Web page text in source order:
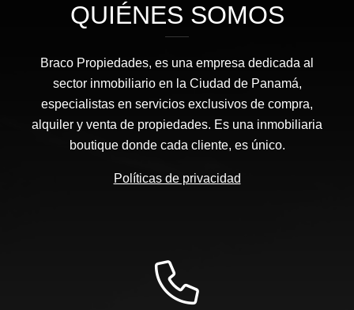
QUIÉNES SOMOS
Braco Propiedades, es una empresa dedicada al
sector inmobiliario en la Ciudad de Panamá,
especialistas en servicios exclusivos de compra,
alquiler y venta de propiedades. Es una inmobiliaria
boutique donde cada cliente, es único.
Políticas de privacidad